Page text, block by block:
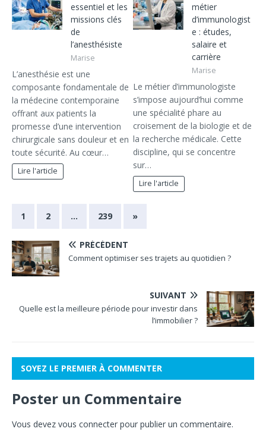
essentiel et les
missions clés
de
l’anesthésiste
Marise
L’anesthésie est une
composante fondamentale de
la médecine contemporaine
offrant aux patients la
promesse d’une intervention
chirurgicale sans douleur et en
toute sécurité. Au cœur…
Lire l'article
métier
d’immunologist
e : études,
salaire et
carrière
Marise
Le métier d’immunologiste
s’impose aujourd’hui comme
une spécialité phare au
croisement de la biologie et de
la recherche médicale. Cette
discipline, qui se concentre
sur…
Lire l'article
1 2 … 239 »
PRÉCÉDENT
Comment optimiser ses trajets au quotidien ?
SUIVANT
Quelle est la meilleure période pour investir dans
l’immobilier ?
SOYEZ LE PREMIER À COMMENTER
Poster un Commentaire
Vous devez vous connecter pour publier un commentaire.